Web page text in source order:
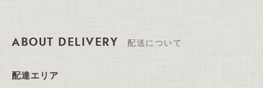
ABOUT DELIVERY 配送について
配達エリア